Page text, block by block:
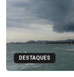
DESTAQUES